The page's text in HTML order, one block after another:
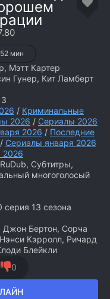
52 мин
Мэтт Картер
Гунер, Кит Ламберт
/ Криминальные
2026 / Сериалы 2026
2026 / Последние
/ Сериалы января 2026
Субтитры,
многоголосый
серия 13 сезона
Бертон, Сорча
Кэрролл, Ричард
Блейкли
0